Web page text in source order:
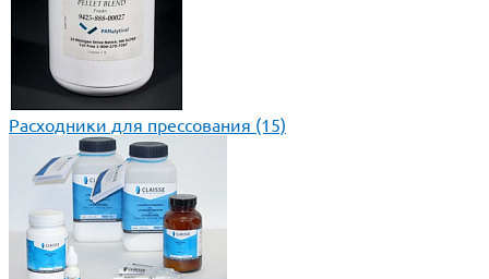
Расходники для прессования (15)